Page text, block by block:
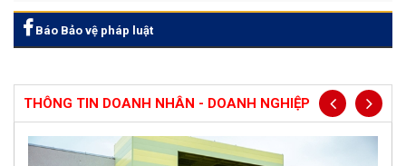
Báo Bảo vệ pháp luật
THÔNG TIN DOANH NHÂN - DOANH NGHIỆP